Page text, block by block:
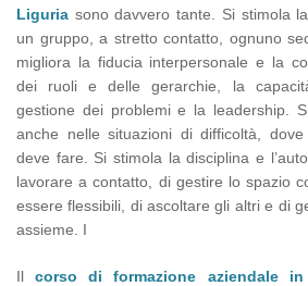
Liguria sono davvero tante. Si stimola
un gruppo, a stretto contatto, ognuno
migliora la fiducia interpersonale e la
dei ruoli e delle gerarchie, la
gestione dei problemi e la leadership.
anche nelle situazioni di difficoltà,
deve fare. Si stimola la disciplina e
lavorare a contatto, di gestire lo spazio
essere flessibili, di ascoltare gli altri e di
assieme. I
Ilcorso di formazione aziendale